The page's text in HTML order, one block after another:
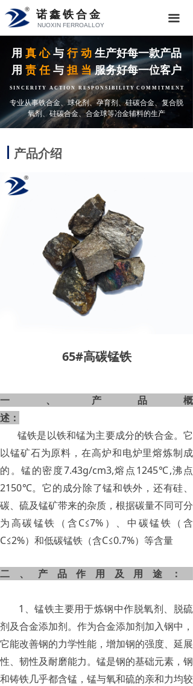
끀
诺鑫铁合金
NUOXIN FERROALLOY
专业从事铁合金、球化剂、孕育剂、硅碳合金、复合脱
氧剂、硅碳合金、合金球等冶金辅料的生产
用 真 心与行 动 生产好每一款产品
用 责 任 与担 当服务好每一位客户
S I N C E R I T Y A C T I O N R E S P O N S I B I L I T Y C O M M I T M E N T
产品介绍
65#高碳锰铁
一、产品概
述：
锰铁是以铁和锰为主要成分的铁合金。它
以锰矿石为原料，在高炉和电炉里熔炼制成
的。锰的密度7.43g/cm3,熔点1245℃,沸点
2150℃。它的成分除了锰和铁外，还有硅、
碳、硫及锰矿带来的杂质，根据碳量不同可分
为高碳锰铁（含C≤7%）、中碳锰铁（含
C≤2%）和低碳锰铁（含C≤0.7%）等含量
二、产品作用及用途：
1、锰铁主要用于炼钢中作脱氧剂、脱硫
剂及合金添加剂。作为合金添加剂加入钢中，
它能改善钢的力学性能，增加钢的强度、延展
性、韧性及耐磨能力。锰是钢的基础元素，钢
和铸铁几乎都含锰，锰与氧和硫的亲和力均较